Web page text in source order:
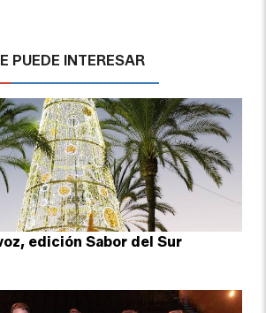
PUEDE INTERESAR
edición Sabor del Sur